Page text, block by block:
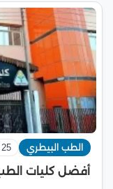
الطب البيطري 25 أكتوبر 2024
أفضل كليات